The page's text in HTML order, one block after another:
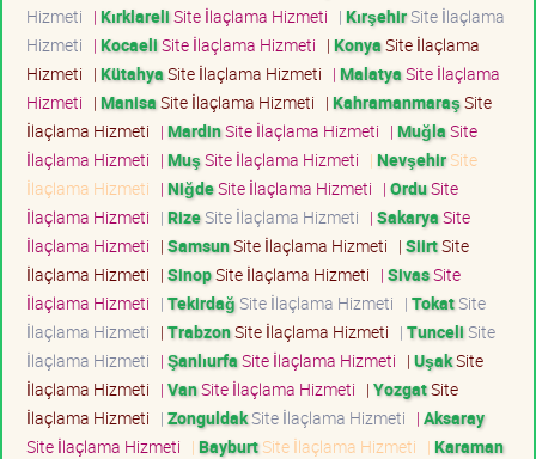
Hizmeti | KırklareliSite İlaçlama Hizmeti | KırşehirSite İlaçlama
Hizmeti | KocaeliSite İlaçlama Hizmeti | KonyaSite İlaçlama
Hizmeti | KütahyaSite İlaçlama Hizmeti | MalatyaSite İlaçlama
Hizmeti | ManisaSite İlaçlama Hizmeti | KahramanmaraşSite
İlaçlama Hizmeti | MardinSite İlaçlama Hizmeti | MuğlaSite
İlaçlama Hizmeti | MuşSite İlaçlama Hizmeti | NevşehirSite
İlaçlama Hizmeti | NiğdeSite İlaçlama Hizmeti | OrduSite
İlaçlama Hizmeti | RizeSite İlaçlama Hizmeti | SakaryaSite
İlaçlama Hizmeti | SamsunSite İlaçlama Hizmeti | SiirtSite
İlaçlama Hizmeti | SinopSite İlaçlama Hizmeti | SivasSite
İlaçlama Hizmeti | TekirdağSite İlaçlama Hizmeti | TokatSite
İlaçlama Hizmeti | TrabzonSite İlaçlama Hizmeti | TunceliSite
İlaçlama Hizmeti | ŞanlıurfaSite İlaçlama Hizmeti | UşakSite
İlaçlama Hizmeti | VanSite İlaçlama Hizmeti | YozgatSite
İlaçlama Hizmeti | ZonguldakSite İlaçlama Hizmeti | Aksaray
Site İlaçlama Hizmeti | BayburtSite İlaçlama Hizmeti | Karaman